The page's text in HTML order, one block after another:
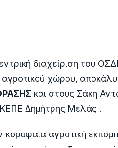
διαχείριση του
χώρου,
και στους Σάκη
Δημήτρης Μελάς .
αγροτική